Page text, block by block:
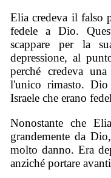
Elia credeva il falso
fedele a Dio.
scappare per la
depressione, al
perché credeva
l'unico rimasto.
Israele che erano
Nonostante che
grandemente da
molto danno. Era
anziché portare